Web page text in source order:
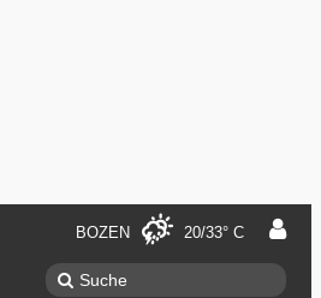
BOZEN 20/33° C